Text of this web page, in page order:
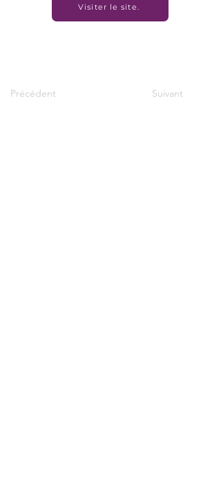
Visiter le site.
Précédent Suivant